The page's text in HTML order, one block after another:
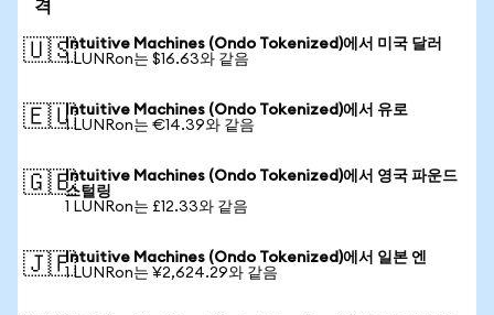
격
🇺🇸Intuitive Machines (Ondo Tokenized)에서 미국 달러
1 LUNRon는 $16.63와 같음
🇪🇺Intuitive Machines (Ondo Tokenized)에서 유로
1 LUNRon는 €14.39와 같음
🇬🇧Intuitive Machines (Ondo Tokenized)에서 영국 파운드
스털링
1 LUNRon는 £12.33와 같음
🇯🇵Intuitive Machines (Ondo Tokenized)에서 일본 엔
1 LUNRon는 ¥2,624.29와 같음